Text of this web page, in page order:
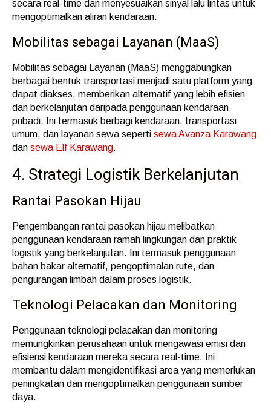
secara real-time dan menyesuaikan sinyal lalu lintas untuk
mengoptimalkan aliran kendaraan.
Mobilitas sebagai Layanan (MaaS)
Mobilitas sebagai Layanan (MaaS) menggabungkan
berbagai bentuk transportasi menjadi satu platform yang
dapat diakses, memberikan alternatif yang lebih efisien
dan berkelanjutan daripada penggunaan kendaraan
pribadi. Ini termasuk berbagi kendaraan, transportasi
umum, dan layanan sewa seperti sewa Avanza Karawang
dan sewa Elf Karawang.
4. Strategi Logistik Berkelanjutan
Rantai Pasokan Hijau
Pengembangan rantai pasokan hijau melibatkan
penggunaan kendaraan ramah lingkungan dan praktik
logistik yang berkelanjutan. Ini termasuk penggunaan
bahan bakar alternatif, pengoptimalan rute, dan
pengurangan limbah dalam proses logistik.
Teknologi Pelacakan dan Monitoring
Penggunaan teknologi pelacakan dan monitoring
memungkinkan perusahaan untuk mengawasi emisi dan
efisiensi kendaraan mereka secara real-time. Ini
membantu dalam mengidentifikasi area yang memerlukan
peningkatan dan mengoptimalkan penggunaan sumber
daya.